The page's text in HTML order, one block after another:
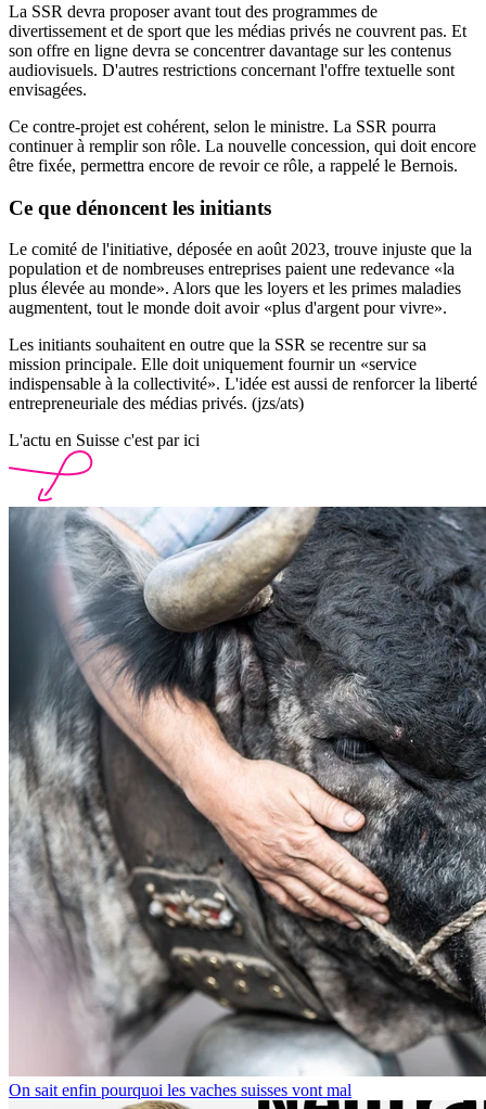
La SSR devra proposer avant tout des programmes de
divertissement et de sport que les médias privés ne couvrent pas. Et
son offre en ligne devra se concentrer davantage sur les contenus
audiovisuels. D'autres restrictions concernant l'offre textuelle sont
envisagées.
Ce contre-projet est cohérent, selon le ministre. La SSR pourra
continuer à remplir son rôle. La nouvelle concession, qui doit encore
être fixée, permettra encore de revoir ce rôle, a rappelé le Bernois.
Ce que dénoncent les initiants
Le comité de l'initiative, déposée en août 2023, trouve injuste que la
population et de nombreuses entreprises paient une redevance «la
plus élevée au monde». Alors que les loyers et les primes maladies
augmentent, tout le monde doit avoir «plus d'argent pour vivre».
Les initiants souhaitent en outre que la SSR se recentre sur sa
mission principale. Elle doit uniquement fournir un «service
indispensable à la collectivité». L'idée est aussi de renforcer la liberté
entrepreneuriale des médias privés. (jzs/ats)
L'actu en Suisse c'est par ici
On sait enfin pourquoi les vaches suisses vont mal